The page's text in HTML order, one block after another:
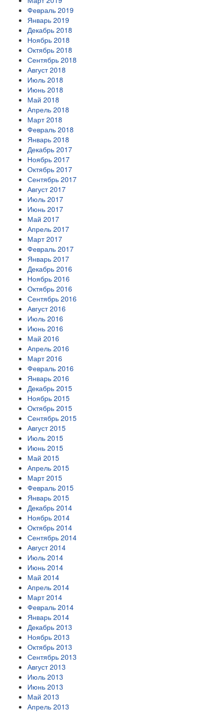
Февраль 2019
Январь 2019
Декабрь 2018
Ноябрь 2018
Октябрь 2018
Сентябрь 2018
Август 2018
Июль 2018
Июнь 2018
Май 2018
Апрель 2018
Март 2018
Февраль 2018
Январь 2018
Декабрь 2017
Ноябрь 2017
Октябрь 2017
Сентябрь 2017
Август 2017
Июль 2017
Июнь 2017
Май 2017
Апрель 2017
Март 2017
Февраль 2017
Январь 2017
Декабрь 2016
Ноябрь 2016
Октябрь 2016
Сентябрь 2016
Август 2016
Июль 2016
Июнь 2016
Май 2016
Апрель 2016
Март 2016
Февраль 2016
Январь 2016
Декабрь 2015
Ноябрь 2015
Октябрь 2015
Сентябрь 2015
Август 2015
Июль 2015
Июнь 2015
Май 2015
Апрель 2015
Март 2015
Февраль 2015
Январь 2015
Декабрь 2014
Ноябрь 2014
Октябрь 2014
Сентябрь 2014
Август 2014
Июль 2014
Июнь 2014
Май 2014
Апрель 2014
Март 2014
Февраль 2014
Январь 2014
Декабрь 2013
Ноябрь 2013
Октябрь 2013
Сентябрь 2013
Август 2013
Июль 2013
Июнь 2013
Май 2013
Апрель 2013